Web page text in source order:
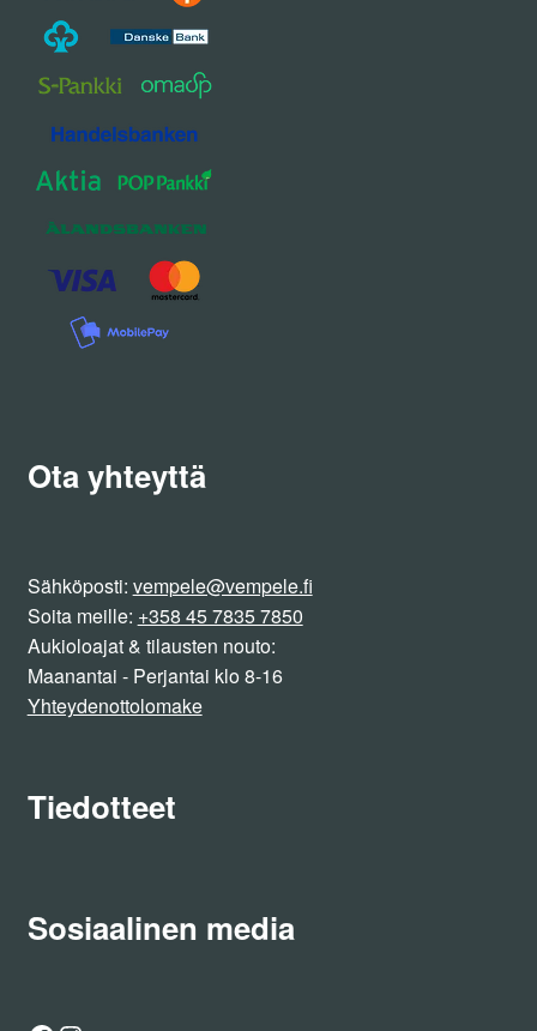
Ota yhteyttä
Sähköposti: vempele@vempele.fi
Soita meille: +358 45 7835 7850
Aukioloajat & tilausten nouto:
Maanantai - Perjantai klo 8-16
Yhteydenottolomake
Tiedotteet
Sosiaalinen media